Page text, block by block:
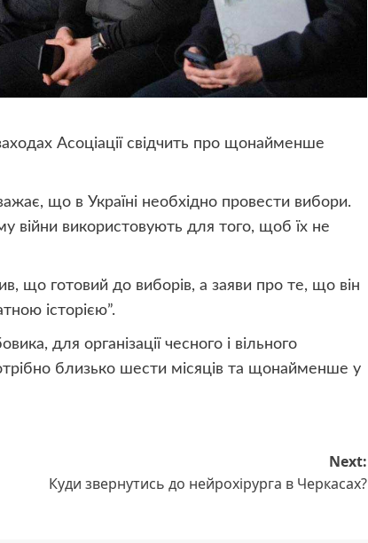
Асоціації свідчить про щонайменше
що в Україні необхідно провести вибори.
війни використовують для того, щоб їх не
що готовий до виборів, а заяви про те, що він
історією”.
для організації чесного і вільного
близько шести місяців та щонайменше у
Next:
Куди звернутись до нейрохірурга в Черкасах?